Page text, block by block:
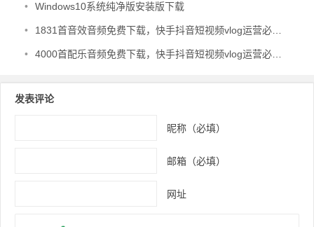
• Windows10系统纯净版安装版下载
• 1831首音效音频免费下载，快手抖音短视频vlog运营必备音效
• 4000首配乐音频免费下载，快手抖音短视频vlog运营必备音频
发表评论
昵称（必填）
邮箱（必填）
网址